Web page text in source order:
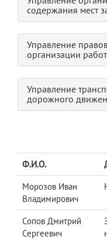
содержания мест
Управление
организации
Управление
дорожного
Ф.И.О.
Морозов Иван
Владимирович
Сопов Дмитрий
Сергеевич